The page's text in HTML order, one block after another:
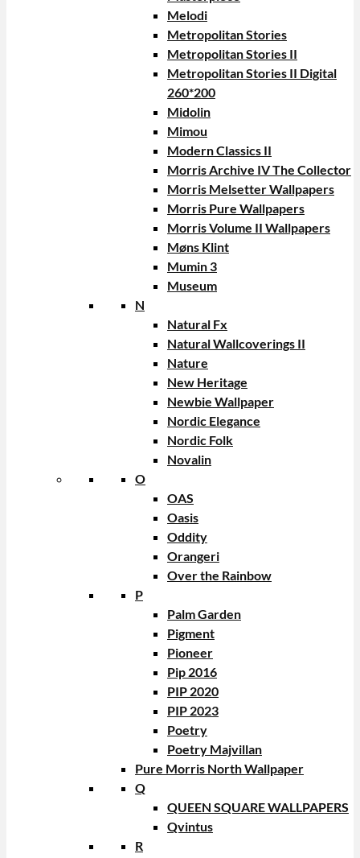
Melodi
Metropolitan Stories
Metropolitan Stories II
Metropolitan Stories II Digital
260*200
Midolin
Mimou
Modern Classics II
Morris Archive IV The Collector
Morris Melsetter Wallpapers
Morris Pure Wallpapers
Morris Volume II Wallpapers
Møns Klint
Mumin 3
Museum
N
Natural Fx
Natural Wallcoverings II
Nature
New Heritage
Newbie Wallpaper
Nordic Elegance
Nordic Folk
Novalin
O
OAS
Oasis
Oddity
Orangeri
Over the Rainbow
P
Palm Garden
Pigment
Pioneer
Pip 2016
PIP 2020
PIP 2023
Poetry
Poetry Majvillan
Pure Morris North Wallpaper
Q
QUEEN SQUARE WALLPAPERS
Qvintus
R